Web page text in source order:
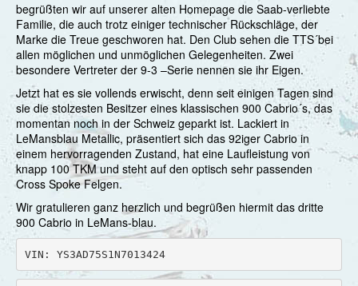
Fahrzeuge
Unsere Autos
Andy & Hans
Balz
Beate & Werner
Bernd
Bernhard
Christian
Christina & Gunther
begrüßten wir auf unserer alten Homepage die Saab-verliebte
Familie, die auch trotz einiger technischer Rückschläge, der
Marke die Treue geschworen hat. Den Club sehen die TTS´bei
allen möglichen und unmöglichen Gelegenheiten. Zwei
besondere Vertreter der 9-3 –Serie nennen sie ihr Eigen.
Jetzt hat es sie vollends erwischt, denn seit einigen Tagen sind
sie die stolzesten Besitzer eines klassischen 900 Cabrio´s, das
momentan noch in der Schweiz geparkt ist. Lackiert in
LeMansblau Metallic, präsentiert sich das 92iger Cabrio in
einem hervorragenden Zustand, hat eine Laufleistung von
knapp 100 TKM und steht auf den optisch sehr passenden
Cross Spoke Felgen.
Wir gratulieren ganz herzlich und begrüßen hiermit das dritte
900 Cabrio in LeMans-blau.
VIN: YS3AD75S1N7013424